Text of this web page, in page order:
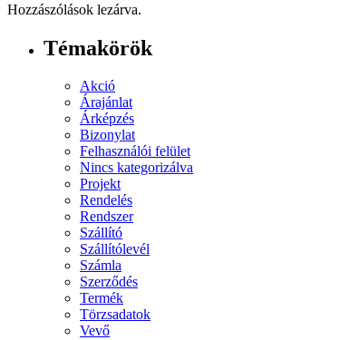
Hozzászólások lezárva.
Témakörök
Akció
Árajánlat
Árképzés
Bizonylat
Felhasználói felület
Nincs kategorizálva
Projekt
Rendelés
Rendszer
Szállító
Szállítólevél
Számla
Szerződés
Termék
Törzsadatok
Vevő